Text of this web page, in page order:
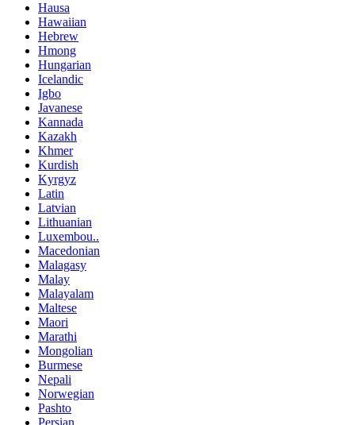
Hausa
Hawaiian
Hebrew
Hmong
Hungarian
Icelandic
Igbo
Javanese
Kannada
Kazakh
Khmer
Kurdish
Kyrgyz
Latin
Latvian
Lithuanian
Luxembou..
Macedonian
Malagasy
Malay
Malayalam
Maltese
Maori
Marathi
Mongolian
Burmese
Nepali
Norwegian
Pashto
Persian